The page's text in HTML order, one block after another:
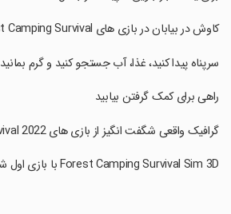
‏کاوش در بیابان در بازی های Forest Camping Survival
‏سرپناه پیدا کنید، غذا، آب جستجو کنید و گرم بمانید
‏راهی برای کمک گرفتن بیابید
‏گرافیک واقعی شگفت انگیز از بازی های Camping Survival 2022